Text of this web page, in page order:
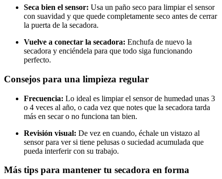
Seca bien el sensor: Usa un paño seco para limpiar el sensor
con suavidad y que quede completamente seco antes de cerrar
la puerta de la secadora.
Vuelve a conectar la secadora: Enchufa de nuevo la
secadora y enciéndela para que todo siga funcionando
perfecto.
Consejos para una limpieza regular
Frecuencia: Lo ideal es limpiar el sensor de humedad unas 3
o 4 veces al año, o cada vez que notes que la secadora tarda
más en secar o no funciona tan bien.
Revisión visual: De vez en cuando, échale un vistazo al
sensor para ver si tiene pelusas o suciedad acumulada que
pueda interferir con su trabajo.
Más tips para mantener tu secadora en forma